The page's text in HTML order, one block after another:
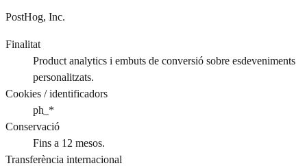
PostHog, Inc.
Finalitat
Product analytics i embuts de conversió sobre esdeveniments
personalitzats.
Cookies / identificadors
ph_*
Conservació
Fins a 12 mesos.
Transferència internacional